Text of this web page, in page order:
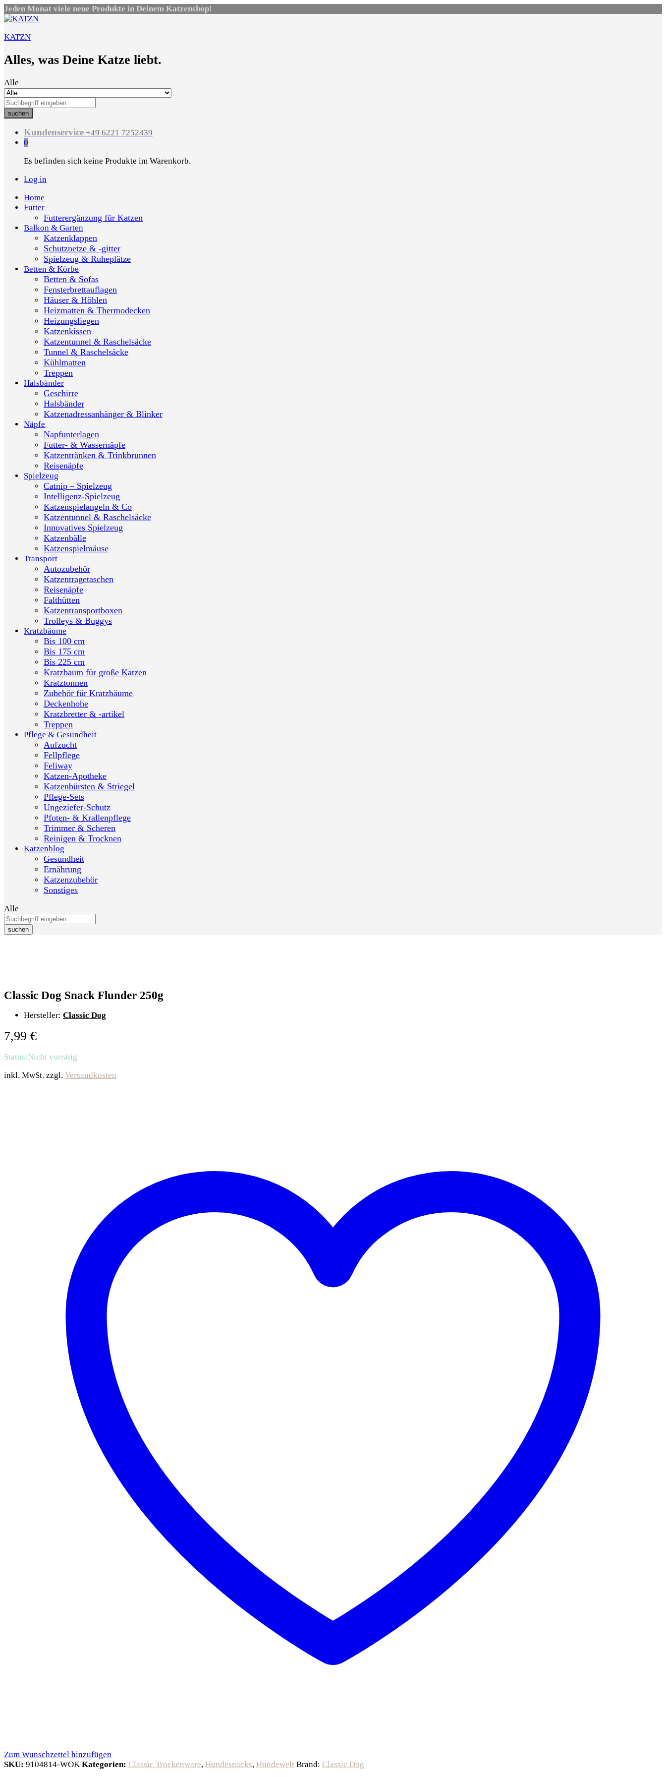
Jeden Monat viele neue Produkte in Deinem Katzenshop!
KATZN
Alles, was Deine Katze liebt.
Alle
suchen
Kundenservice +49 6221 7252439
0
Es befinden sich keine Produkte im Warenkorb.
Log in
Home
Futter
Futterergänzung für Katzen
Balkon & Garten
Katzenklappen
Schutznetze & -gitter
Spielzeug & Ruheplätze
Betten & Körbe
Betten & Sofas
Fensterbrettauflagen
Häuser & Höhlen
Heizmatten & Thermodecken
Heizungsliegen
Katzenkissen
Katzentunnel & Raschelsäcke
Tunnel & Raschelsäcke
Kühlmatten
Treppen
Halsbänder
Geschirre
Halsbänder
Katzenadressanhänger & Blinker
Näpfe
Napfunterlagen
Futter- & Wassernäpfe
Katzentränken & Trinkbrunnen
Reisenäpfe
Spielzeug
Catnip – Spielzeug
Intelligenz-Spielzeug
Katzenspielangeln & Co
Katzentunnel & Raschelsäcke
Innovatives Spielzeug
Katzenbälle
Katzenspielmäuse
Transport
Autozubehör
Katzentragetaschen
Reisenäpfe
Falthütten
Katzentransportboxen
Trolleys & Buggys
Kratzbäume
Bis 100 cm
Bis 175 cm
Bis 225 cm
Kratzbaum für große Katzen
Kratztonnen
Zubehör für Kratzbäume
Deckenhohe
Kratzbretter & -artikel
Treppen
Pflege & Gesundheit
Aufzucht
Fellpflege
Feliway
Katzen-Apotheke
Katzenbürsten & Striegel
Pflege-Sets
Ungeziefer-Schutz
Pfoten- & Krallenpflege
Trimmer & Scheren
Reinigen & Trocknen
Katzenblog
Gesundheit
Ernährung
Katzenzubehör
Sonstiges
Alle
suchen
Classic Dog Snack Flunder 250g
Hersteller: Classic Dog
7,99 €
Status:Nicht vorrätig
inkl. MwSt. zzgl. Versandkosten
Zum Wunschzettel hinzufügen
SKU: 9104814-WOK Kategorien: Classic Trockenware, Hundesnacks, Hundewelt Brand: Classic Dog